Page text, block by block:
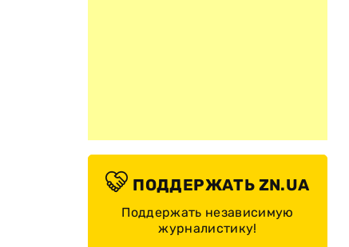
ПОДДЕРЖАТЬ ZN.UA
Поддержать независимую
журналистику!